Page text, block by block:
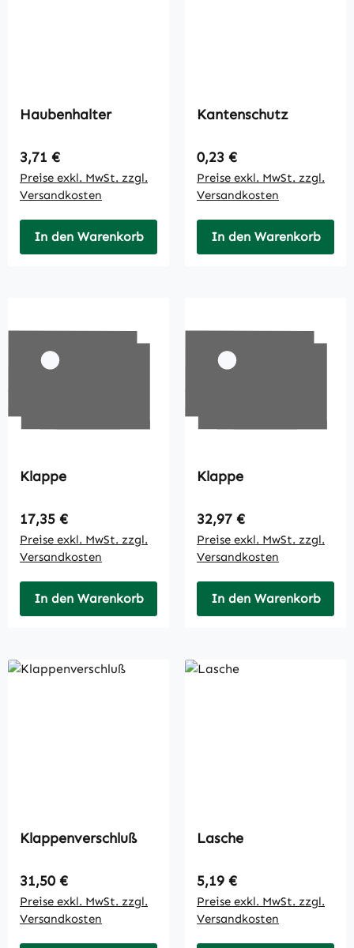
Haubenhalter
Regulärer Preis:
3,71 €
Preise exkl. MwSt. zzgl.
Versandkosten
In den Warenkorb
Kantenschutz
Regulärer Preis:
0,23 €
Preise exkl. MwSt. zzgl.
Versandkosten
In den Warenkorb
Klappe
Regulärer Preis:
17,35 €
Preise exkl. MwSt. zzgl.
Versandkosten
In den Warenkorb
Klappe
Regulärer Preis:
32,97 €
Preise exkl. MwSt. zzgl.
Versandkosten
In den Warenkorb
Klappenverschluß
Regulärer Preis:
31,50 €
Preise exkl. MwSt. zzgl.
Versandkosten
Lasche
Regulärer Preis:
5,19 €
Preise exkl. MwSt. zzgl.
Versandkosten